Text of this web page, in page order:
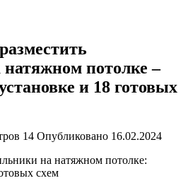
потолке –
и 18 готовых
14 Опубликовано 16.02.2024